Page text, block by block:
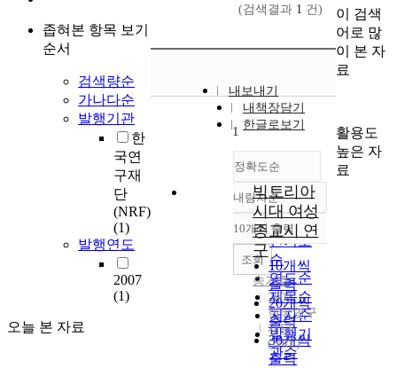
좁혀본 항목 보기
순서
검색량순
가나다순
발행기관
한
국연
구재
단
(NRF)
(1)
발행연도
2007
(1)
오늘 본 자료
(검색결과 1 건)
내보내기
내책장담기
한글로보기
정확도순
정확도
순
인기도
순
연도순
제목순
저자순
발행기
관순
내림차순
내림차순
10개씩 출력
10개씩
출력
20개씩
출력
30개씩
출력
조회
1
빅토리아
시대 여성
종교시 연
구
송기호
2007
한국연구
재단
(NRF)
이 검색
어로 많
이 본 자
료
활용도
높은 자
료